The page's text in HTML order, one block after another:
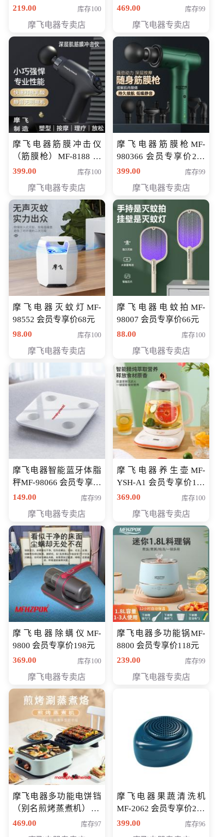
元
219.00 库存100
摩飞电器专卖店
MF-HG30 ） 会员专享价
469.00 库存99
摩飞电器专卖店
摩飞电器筋膜冲击仪
（筋膜枪）MF-8188 会
员专享价268元
399.00 库存100
摩飞电器专卖店
摩飞电器筋膜枪MF-
980366 会员专享价299
元
399.00 库存99
摩飞电器专卖店
摩飞电器灭蚊灯MF-
98552 会员专享价68元
98.00
库存100
摩飞电器专卖店
摩飞电器电蚊拍MF-
98007 会员专享价66元
88.00
库存100
摩飞电器专卖店
摩飞电器智能蓝牙体脂
秤MF-98066 会员专享价
98元
149.00 库存99
摩飞电器专卖店
摩飞电器养生壶MF-
YSH-A1 会员专享价198
元
369.00 库存100
摩飞电器专卖店
摩飞电器除螨仪MF-
9800 会员专享价198元
369.00
库存100
摩飞电器专卖店
摩飞电器多功能锅MF-
8800 会员专享价118元
239.00
库存99
摩飞电器专卖店
摩飞电器多功能电饼铛
（别名煎烤蒸煮机） 型
号MF-8888B 会员专享
469.00 库存97
摩飞电器果蔬清洗机
MF-2062 会员专享价268
元
399.00 库存96